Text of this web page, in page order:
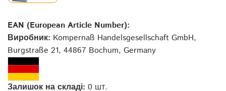
EAN (European Article Number):
Виробник: Kompernaß Handelsgesellschaft GmbH,
Burgstraße 21, 44867 Bochum, Germany
Залишок на складі: 0 шт.